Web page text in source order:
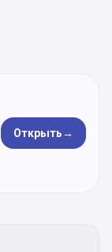
Открыть→